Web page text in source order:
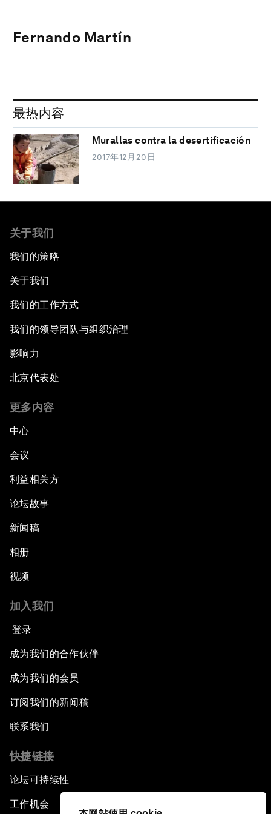
Fernando Martín
最热内容
Murallas contra la desertificación
2017年12月20日
关于我们
我们的策略
关于我们
我们的工作方式
我们的领导团队与组织治理
影响力
北京代表处
更多内容
中心
会议
利益相关方
论坛故事
新闻稿
相册
视频
加入我们
登录
成为我们的合作伙伴
成为我们的会员
订阅我们的新闻稿
联系我们
快捷链接
论坛可持续性
工作机会